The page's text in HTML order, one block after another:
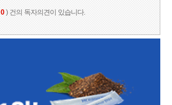
0) 건의 독자의견이 있습니다.